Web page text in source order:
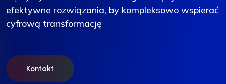
efektywne rozwiązania, by kompleksowo wspierać
cyfrową transformację
Kontakt
efektywne rozwiązania, by kompleksowo wspierać
cyfrową transformację
Kontakt
efektywne rozwiązania, by kompleksowo wspierać
cyfrową transformację
Kontakt